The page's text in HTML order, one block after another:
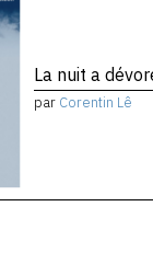
La nuit a
par Corentin Lê